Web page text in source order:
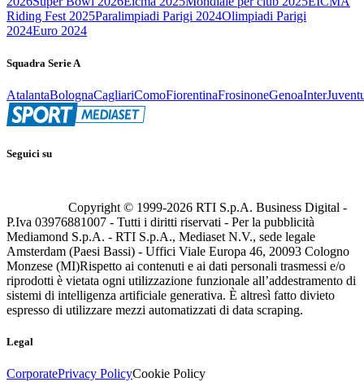
Riding Fest 2025Paralimpiadi Parigi 2024Olimpiadi Parigi
2024Euro 2024
Squadra Serie A
AtalantaBolognaCagliariComoFiorentinaFrosinoneGenoaInter
Seguici su
Copyright © 1999-2026 RTI S.p.A. Business Digital -
P.Iva 03976881007 - Tutti i diritti riservati - Per la pubblicità
Mediamond S.p.A. - RTI S.p.A., Mediaset N.V., sede legale
Amsterdam (Paesi Bassi) - Uffici Viale Europa 46, 20093 Cologno
Monzese (MI)Rispetto ai contenuti e ai dati personali trasmessi e/o
riprodotti è vietata ogni utilizzazione funzionale all’addestramento di
sistemi di intelligenza artificiale generativa. È altresì fatto divieto
espresso di utilizzare mezzi automatizzati di data scraping.
Legal
CorporatePrivacy PolicyCookie Policy